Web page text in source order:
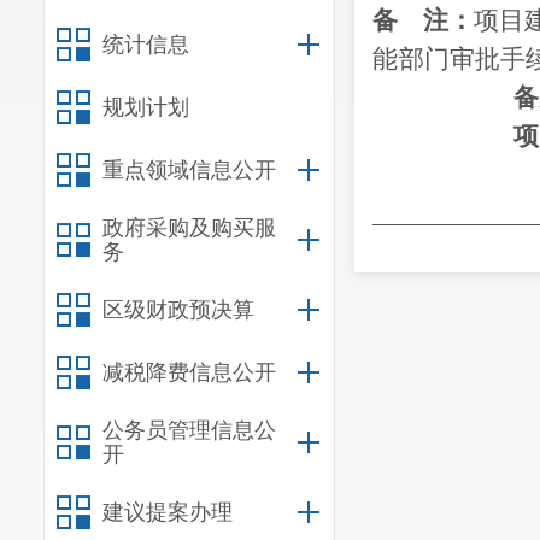
统计信息
规划计划
重点领域信息公开
政府采购及购买服
务
区级财政预决算
减税降费信息公开
公务员管理信息公
开
建议提案办理
备
注： 项目
能部门审批手
项